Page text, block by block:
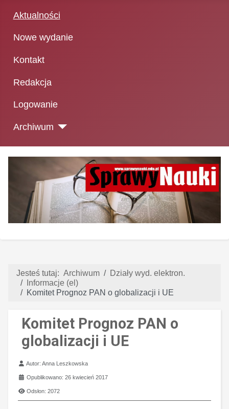
Aktualności
Nowe wydanie
Kontakt
Redakcja
Logowanie
Archiwum
Jesteś tutaj: Archiwum
Działy wyd. elektron.
Informacje (el)
Komitet Prognoz PAN o globalizacji i UE
Komitet Prognoz PAN o
globalizacji i UE
Szczegóły
Autor:Anna Leszkowska
Opublikowano: 26 kwiecień 2017
Odsłon: 2072